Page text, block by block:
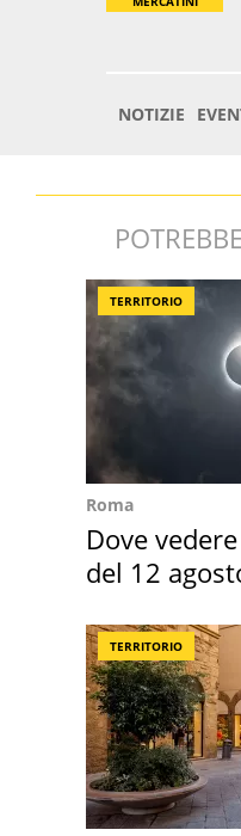
TERRITORIO
Roma
Dove
del 12
TERRITORIO